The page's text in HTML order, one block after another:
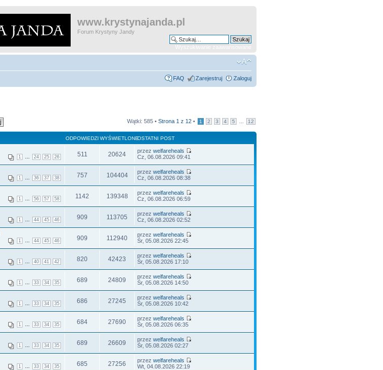
www.krystynajanda.pl
Forum Krystyny Jandy
FAQ Zarejestruj Zaloguj
Wątki: 585 • Strona 1 z 12 • 1 2 3 4 5 12
ODPOWIEDZI WYŚWIETLONEOSTATNI POST
1 24 25 26 511 20624 przezwelfareheals
Cz, 06.08.2026 09:41
1 36 37 38 757 104404 przezwelfareheals
Cz, 06.08.2026 08:38
1 56 57 58 1142 139348 przezwelfareheals
Cz, 06.08.2026 06:59
1 44 45 46 909 113705 przezwelfareheals
Cz, 06.08.2026 02:52
1 44 45 46 909 112940 przezwelfareheals
Śr, 05.08.2026 22:45
1 40 41 42 820 42423 przezwelfareheals
Śr, 05.08.2026 17:10
1 33 34 35 689 24809 przezwelfareheals
Śr, 05.08.2026 14:50
1 33 34 35 686 27245 przezwelfareheals
Śr, 05.08.2026 10:42
1 33 34 35 684 27690 przezwelfareheals
Śr, 05.08.2026 06:35
1 33 34 35 689 26609 przezwelfareheals
Śr, 05.08.2026 02:27
1 33 34 35 685 27256 przezwelfareheals
Wt, 04.08.2026 22:19